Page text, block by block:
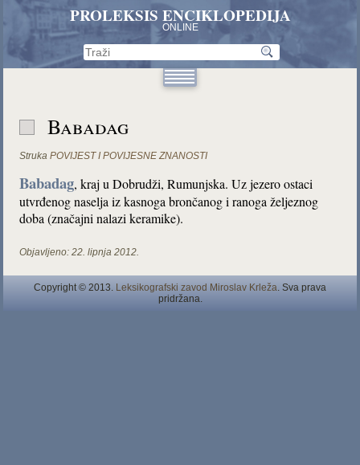
PROLEKSIS ENCIKLOPEDIJA
ONLINE
Babadag
Struka POVIJEST I POVIJESNE ZNANOSTI
Babadag, kraj u Dobrudži, Rumunjska. Uz jezero ostaci
utvrđenog naselja iz kasnoga brončanog i ranoga željeznog
doba (značajni nalazi keramike).
Objavljeno: 22. lipnja 2012.
Copyright © 2013. Leksikografski zavod Miroslav Krleža. Sva prava
pridržana.